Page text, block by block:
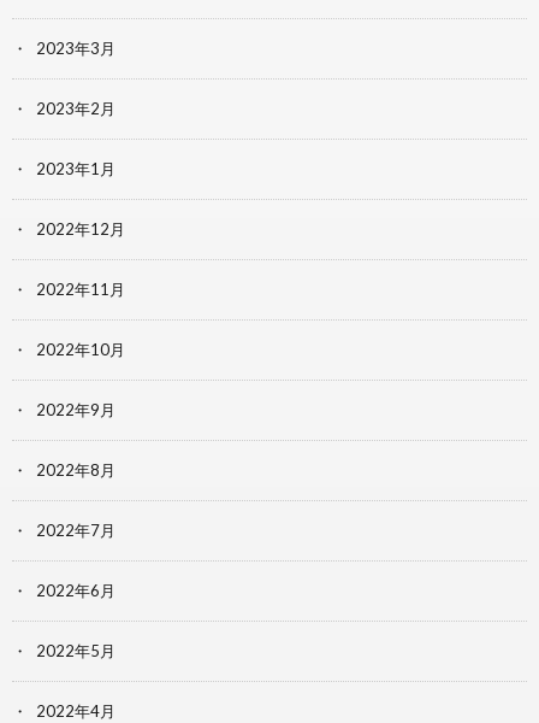
2023年3月
2023年2月
2023年1月
2022年12月
2022年11月
2022年10月
2022年9月
2022年8月
2022年7月
2022年6月
2022年5月
2022年4月